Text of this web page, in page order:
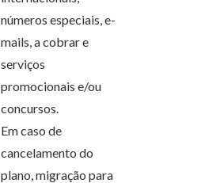
números especiais, e-
mails, a cobrar e
serviços
promocionais e/ou
concursos.
Em caso de
cancelamento do
plano, migração para